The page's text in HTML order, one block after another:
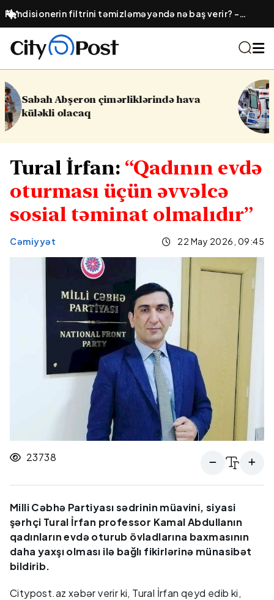
Kondisionerin filtrini təmizləməyəndə nə baş verir? –
Elektrik sərfiyyatının artması və hava keyfiyyəti
16 yaşlı yeniyetmə öldü, yaralılar
Tural İrfan: “Qadının evdə
oturması üçün əvvəlcə
sosial təminat olmalıdır”
Cəmiyyət 22 May 2026, 09:45
23738
Milli Cəbhə Partiyası sədrinin müavini, siyasi
şərhçi Tural İrfan professor Kamal Abdullanın
qadınların evdə oturub övladlarına baxmasının
daha yaxşı olması ilə bağlı fikirlərinə münasibət
bildirib.
Citypost.az xəbər verir ki, Tural İrfan qeyd edib ki,